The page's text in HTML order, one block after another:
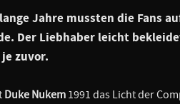
Jahre mussten die Fans
Der Liebhaber leicht
zuvor.
Duke Nukem 1991 das Licht der